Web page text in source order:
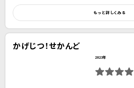
もっと詳しくみる
かげじつ！せかんど
2023年